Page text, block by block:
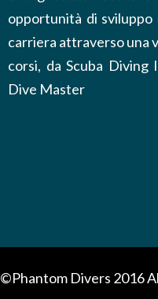
opportunità di
carriera attraverso una
corsi, da Scuba Diving
Dive Master
©Phantom Divers 2016